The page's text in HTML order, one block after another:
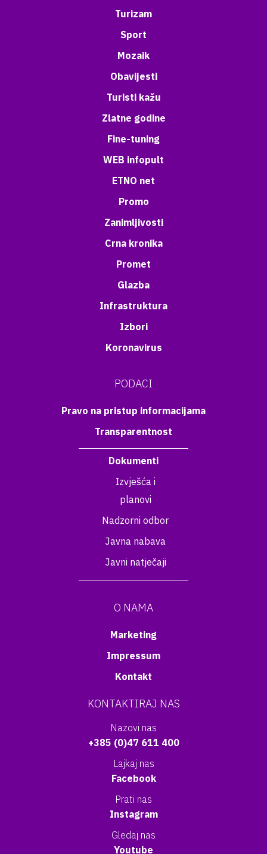
Turizam
Sport
Mozaik
Obavijesti
Turisti kažu
Zlatne godine
Fine-tuning
WEB infopult
ETNO net
Promo
Zanimljivosti
Crna kronika
Promet
Glazba
Infrastruktura
Izbori
Koronavirus
PODACI
Pravo na pristup informacijama
Transparentnost
Dokumenti
Izvješća i
planovi
Nadzorni odbor
Javna nabava
Javni natječaji
O NAMA
Marketing
Impressum
Kontakt
KONTAKTIRAJ NAS
Nazovi nas
+385 (0)47 611 400
Lajkaj nas
Facebook
Prati nas
Instagram
Gledaj nas
Youtube